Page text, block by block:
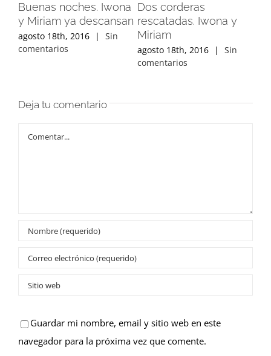
Buenas noches. Iwona
y Miriam ya descansan
agosto 18th, 2016 |
Sin
comentarios
Dos corderas
rescatadas. Iwona y
Miriam
agosto 18th, 2016 |
Sin
comentarios
Deja tu comentario
Comentar
Guardar mi nombre, email y sitio web en este
navegador para la próxima vez que comente.